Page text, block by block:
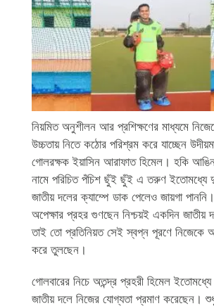
নিয়মিত অনুশীলন আর প্রশিক্ষণের মাধ্যমে
উচ্চতায় নিতে কঠোর পরিশ্রম করে যাচ্ছেন
গোলরক্ষক ইয়াসিন আরাফাত হিমেল। হকি
নামে পরিচিত পঁচিশ ছুঁই ছুঁই এ তরুণ ইতোমধ্যে
জাতীয় দলের ক্যাম্পে ডাক পেলেও জায়গা
অপেক্ষার প্রহর গুণছেন নিশ্চয়ই একদিন জাতীয়
তাই তো প্রতিনিয়ত সেই স্বপ্ন পূরণে
করে তুলছেন।
গোলবারের নিচে অতন্দ্র প্রহরী হিমেল
জাতীয় দলে নিজের যোগ্যতা প্রমাণ করেছেন।